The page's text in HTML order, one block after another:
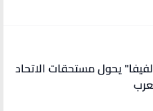
الأمير علي .. "الفيفا" يحول مستحقات الاتحاد